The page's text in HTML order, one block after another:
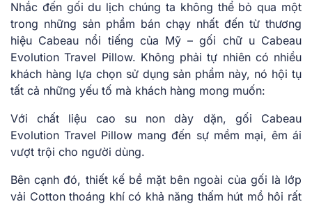
Nhắc đến gối du lịch chúng ta không thể bỏ qua một
trong những sản phẩm bán chạy nhất đến từ thương
hiệu Cabeau nổi tiếng của Mỹ – gối chữ u Cabeau
Evolution Travel Pillow. Không phải tự nhiên có nhiều
khách hàng lựa chọn sử dụng sản phẩm này, nó hội tụ
tất cả những yếu tố mà khách hàng mong muốn:
Với chất liệu cao su non dày dặn, gối Cabeau
Evolution Travel Pillow mang đến sự mềm mại, êm ái
vượt trội cho người dùng.
Bên cạnh đó, thiết kế bề mặt bên ngoài của gối là lớp
vải Cotton thoáng khí có khả năng thấm hút mồ hôi rất